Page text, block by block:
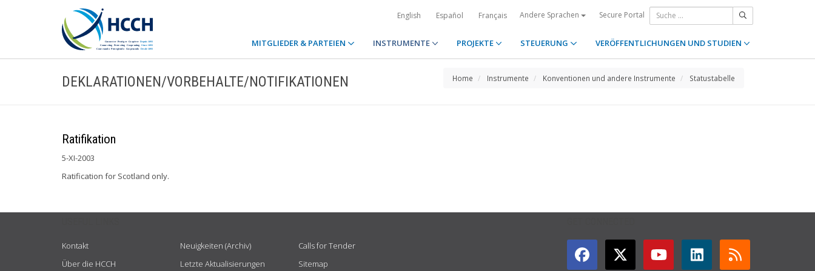
English Español Français Andere Sprachen Secure Portal
MITGLIEDER & PARTEIEN INSTRUMENTE PROJEKTE STEUERUNG VERÖFFENTLICHUNGEN UND STUDIEN
DEKLARATIONEN/VORBEHALTE/NOTIFIKATIONEN Home Instrumente Konventionen und andere Instrumente Statustabelle
Ratifikation
5-XI-2003
Ratification for Scotland only.
Kontakt
Über die HCCH
Neuigkeiten (Archiv)
Letzte Aktualisierungen
Calls for Tender
Sitemap